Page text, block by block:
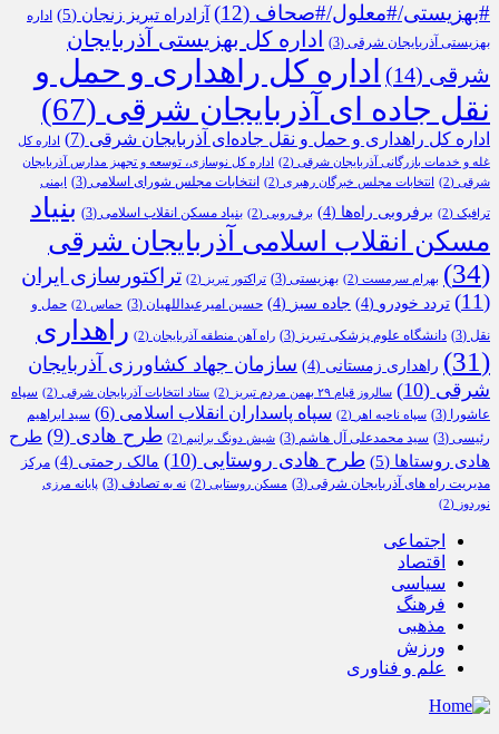
#بهزیستی/#معلول/#صحاف (12) آزادراه تبریز زنجان (5)
اداره
بهزیستی آذربایجان شرقی (3)
اداره کل بهزیستی آذربایجان
شرقی (14)
اداره کل راهداری و حمل و
نقل جاده ای آذربایجان شرقی (67)
اداره کل راهداری و حمل و نقل جاده‌ای آذربایجان شرقی (7)
اداره کل
غله و خدمات بازرگانی آذربایجان شرقی (2)
اداره کل نوسازی، توسعه و تجهیز مدارس آذربایجان
شرقی (2) انتخابات مجلس خبرگان رهبری (2) انتخابات مجلس شورای اسلامی (3) ایمنی
ترافیک (2) برفروبی راه‌ها (4) برف‌روبی (2) بنیاد مسکن انقلاب اسلامی (3)
بنیاد
مسکن انقلاب اسلامی آذربایجان شرقی
(34)
بهرام سرمست (2) بهزیستی (3) تراکتور تبریز (2)
تراکتورسازی ایران
(11)
تردد خودرو (4) جاده سبز (4) حسین امیرعبداللهیان (3) حماس (2)
حمل و
نقل (3) دانشگاه علوم پزشکی تبریز (3) راه آهن منطقه آذربایجان (2)
راهداری
(31)
راهداری زمستانی (4)
سازمان جهاد کشاورزی آذربایجان
شرقی (10) سالروز قیام ۲۹ بهمن مردم تبریز (2) ستاد انتخابات آذربایجان شرقی (2)
سپاه
عاشورا
(3) سپاه ناحیه اهر (2) سپاه پاسداران انقلاب اسلامی (6)
سید ابراهیم
رئیسی (3) سید محمدعلی آل هاشم (3) شیش دونگ برانیم (2) طرح هادی (9)
طرح
هادی روستاها (5) طرح هادی روستایی (10) مالک رحمتی (4)
مرکز
مدیریت راه های آذربایجان شرقی (3) مسکن روستایی (2) نه به تصادف (3)
پایانه مرزی
نوردوز (2)
اجتماعی
اقتصاد
سیاسی
فرهنگ
مذهبی
ورزش
علم و فناوری